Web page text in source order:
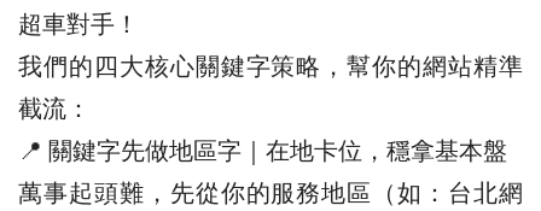
超車對手！
我們的四大核心關鍵字策略，幫你的網站精準
截流：
📍 關鍵字先做地區字｜在地卡位，穩拿基本盤
萬事起頭難，先從你的服務地區（如：台北網